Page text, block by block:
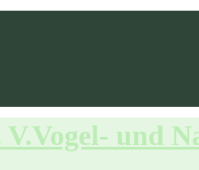
Vogel- und